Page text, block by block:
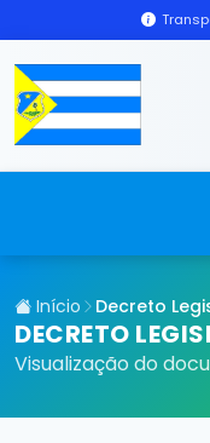
Início Decreto
DECRETO
Visualização do